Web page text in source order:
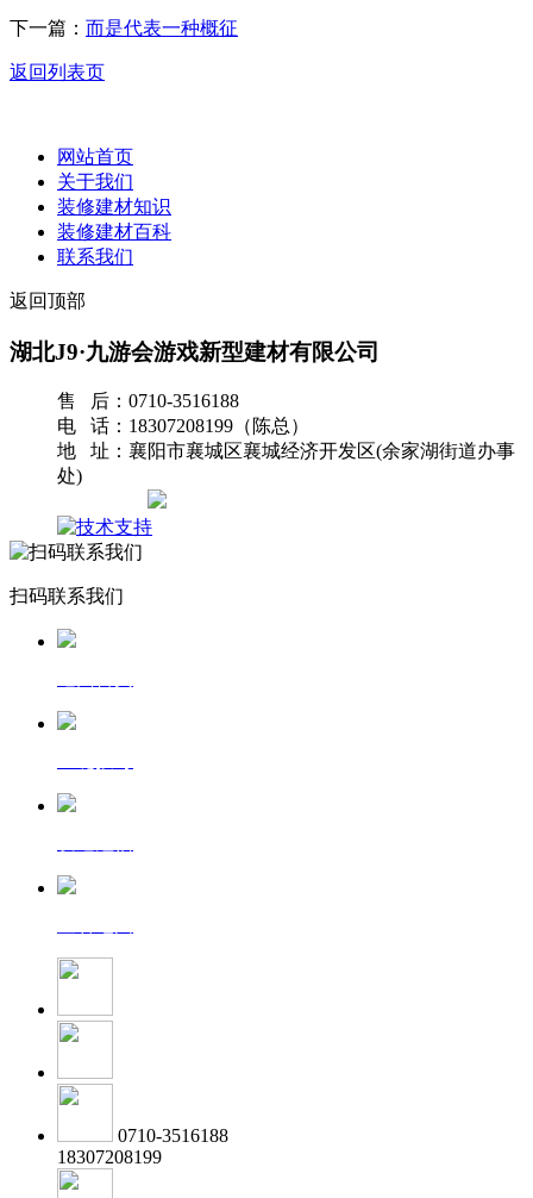
下一篇： 而是代表一种概征
返回列表页
网站首页
关于我们
装修建材知识
装修建材百科
联系我们
返回顶部
湖北J9·九游会游戏新型建材有限公司
售 后：0710-3516188
电 话：18307208199（陈总）
地 址：襄阳市襄城区襄城经济开发区(余家湖街道办事
处)
扫码联系我们
0710-3516188
18307208199